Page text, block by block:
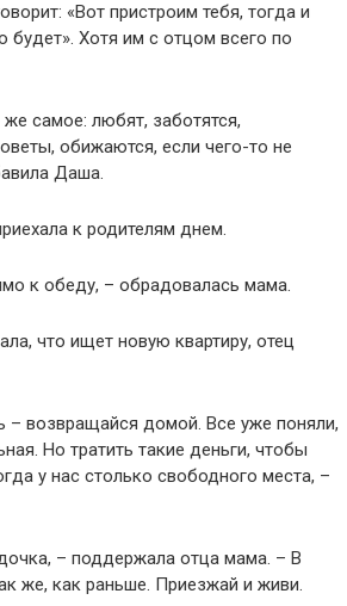
«Вот пристроим тебя, тогда и
будет». Хотя им с отцом всего по
самое: любят, заботятся,
обижаются, если чего-то не
Даша.
к родителям днем.
к обеду, – обрадовалась мама.
что ищет новую квартиру, отец
– возвращайся домой. Все уже поняли,
Но тратить такие деньги, чтобы
у нас столько свободного места, –
– поддержала отца мама. – В
же, как раньше. Приезжай и живи.